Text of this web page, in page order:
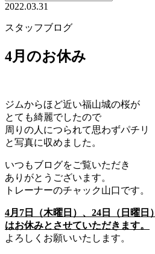
2022.03.31
スタッフブログ
4月のお休み
ジムからほど近い福山城の桜が
とても綺麗でしたので
周りの人につられて思わずパチリ
と写真に収めました。
いつもブログをご覧いただき
ありがとうございます。
トレーナーのチャック山口です。
4月7日（木曜日）、24日（日曜日）
はお休みとさせていただきます。
よろしくお願いいたします。